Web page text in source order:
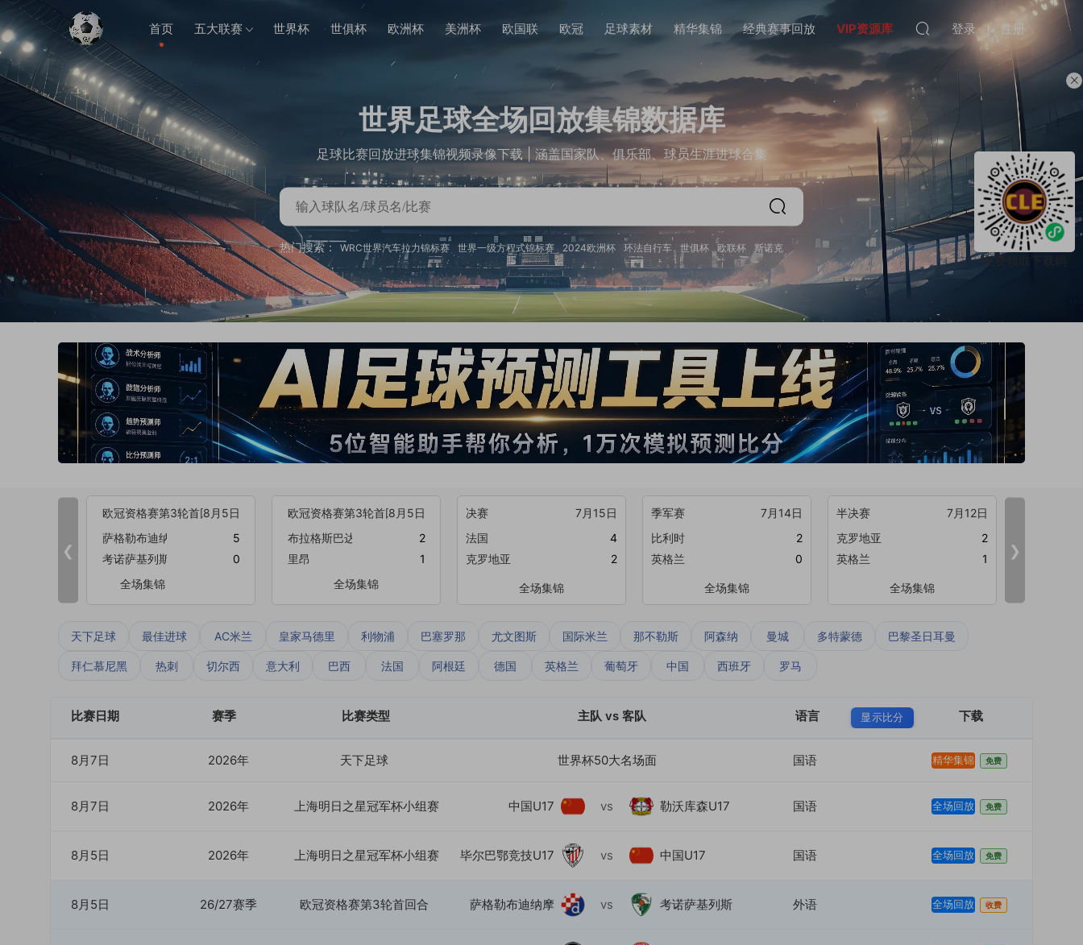
首页 五大联赛 世界杯 世俱杯 欧洲杯 美洲杯 欧国联 欧冠 足球素材 精华集锦 经典赛事回放 VIP资源库 登录 注册
世界足球全场回放集锦数据库
足球比赛回放进球集锦视频录像下载 | 涵盖国家队、俱乐部、球员生涯进球合集
热门搜索： WRC世界汽车拉力锦标赛 世界一级方程式锦标赛 2024欧洲杯 环法自行车 世俱杯 欧联杯 斯诺克
❮
欧冠资格赛第3轮首回合8月5日
萨格勒布迪纳摩
5
考诺萨基列斯
0
全场集锦
欧冠资格赛第3轮首回合8月5日
布拉格斯巴达
2
里昂
1
全场集锦
决赛
7月15日
法国
4
克罗地亚
2
全场集锦
季军赛
7月14日
比利时
2
英格兰
0
全场集锦
半决赛
7月12日
克罗地亚
2
英格兰
1
全场集锦
❯
天下足球 最佳进球 AC米兰 皇家马德里 利物浦 巴塞罗那 尤文图斯 国际米兰 那不勒斯 阿森纳 曼城 多特蒙德 巴黎圣日耳曼
拜仁慕尼黑 热刺 切尔西 意大利 巴西 法国 阿根廷 德国 英格兰 葡萄牙 中国 西班牙 罗马
比赛日期 赛季 比赛类型 主队 vs 客队 语言 显示比分 下载
8月7日 2026年 天下足球 世界杯50大名场面 国语 精华集锦 免费
8月7日 2026年 上海明日之星冠军杯小组赛 中国U17 vs 勒沃库森U17 国语 全场回放 免费
8月5日 2026年 上海明日之星冠军杯小组赛 毕尔巴鄂竞技U17 vs 中国U17 国语 全场回放 免费
8月5日 26/27赛季 欧冠资格赛第3轮首回合 萨格勒布迪纳摩 vs 考诺萨基列斯 外语 全场回放 收费
免费领取下载码